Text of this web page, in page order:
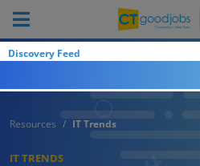
Discovery Feed
Resources IT Trends
IT TRENDS